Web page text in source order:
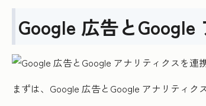
Google 広告と
まずは、Google 広告とGoogle アナリティク